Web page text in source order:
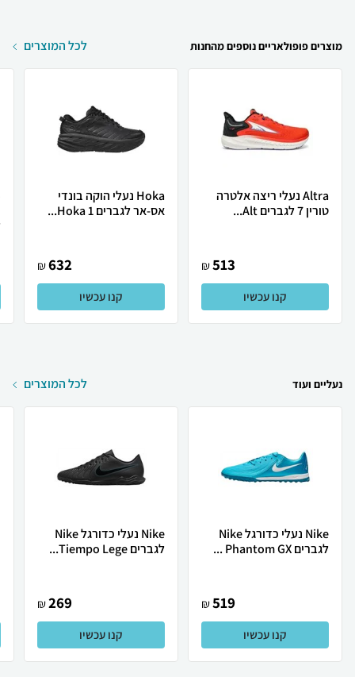
מוצרים פופולאריים נוספים מהחנות לכל המוצרים
Altra נעלי ריצה אלטרה
טורין 7 לגברים Alt...
513
₪
קנו עכשיו
Hoka נעלי הוקה בונדי
אס-אר לגברים Hoka 1...
632
₪
קנו עכשיו
נעליים ועוד לכל המוצרים
Nike נעלי כדורגל Nike
לגברים Phantom GX ...
519
₪
קנו עכשיו
Nike נעלי כדורגל Nike
לגברים Tiempo Lege...
269
₪
קנו עכשיו